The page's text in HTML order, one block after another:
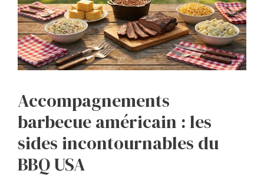
Accompagnements
barbecue américain : les
sides incontournables du
BBQ USA